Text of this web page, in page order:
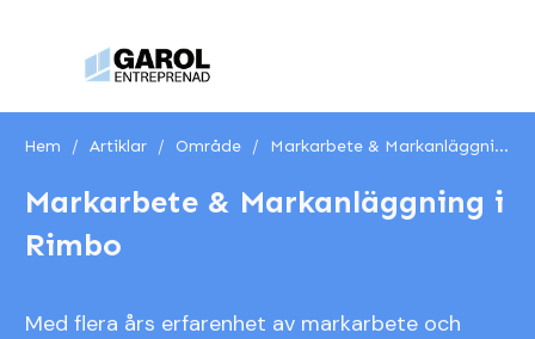
Hem / Artiklar / Område / Markarbete & Markanläggning i Rimbo
Markarbete & Markanläggning i
Rimbo
Med flera års erfarenhet av markarbete och